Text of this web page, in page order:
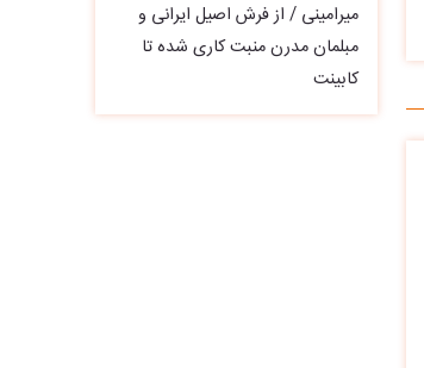
میرامینی / از فرش اصیل ایرانی و
مبلمان مدرن منبت‌ کاری‌ شده تا
کابینت